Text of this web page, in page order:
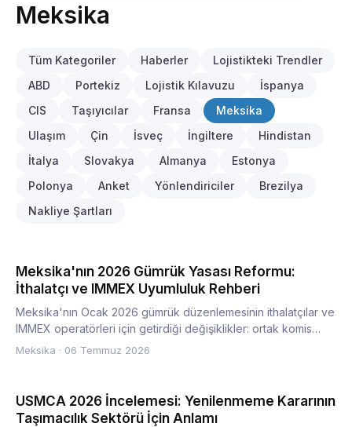
Meksika
Tüm Kategoriler Haberler
Lojistikteki Trendler
ABD
Portekiz Lojistik Kılavuzu
İspanya
CIS
Taşıyıcılar Fransa
Meksika
Ulaşım
Çin İsveç İngiltere
Hindistan
İtalya
Slovakya Almanya
Estonya
Polonya
Anket Yönlendiriciler
Brezilya
Nakliye Şartları
Meksika'nın 2026 Gümrük Yasası Reformu:
İthalatçı ve IMMEX Uyumluluk Rehberi
Meksika'nın Ocak 2026 gümrük düzenlemesinin ithalatçılar ve
IMMEX operatörleri için getirdiği değişiklikler: ortak komis…
Meksika · 06 Temmuz 2026
USMCA 2026 İncelemesi: Yenilenmeme Kararının
Taşımacılık Sektörü İçin Anlamı